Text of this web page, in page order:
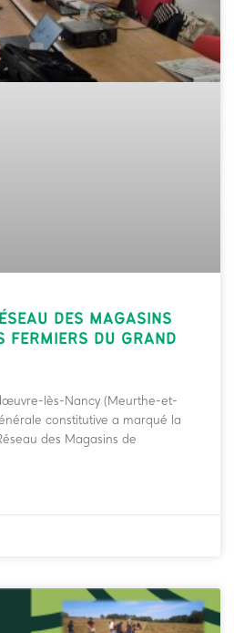
DES MAGASINS
FERMIERS DU GRAND
lès-Nancy (Meurthe-et-
constitutive a marqué la
des Magasins de